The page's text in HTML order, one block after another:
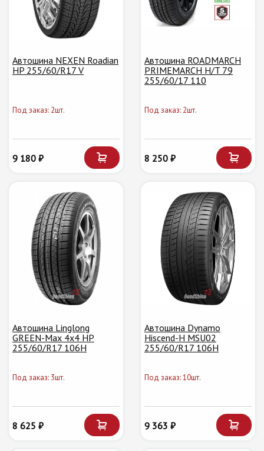
Автошина NEXEN Roadian
HP 255/60/R17 V
Под заказ: 2шт.
9 180 ₽
Автошина ROADMARCH
PRIMEMARCH H/T 79
255/60/17 110
Под заказ: 2шт.
8 250 ₽
Автошина Linglong
GREEN-Max 4x4 HP
255/60/R17 106H
Под заказ: 3шт.
8 625 ₽
Автошина Dynamo
Hiscend-H MSU02
255/60/R17 106H
Под заказ: 10шт.
9 363 ₽